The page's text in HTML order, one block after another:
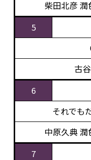
柴田北彦
5
古
6
それでも
中原久典
7